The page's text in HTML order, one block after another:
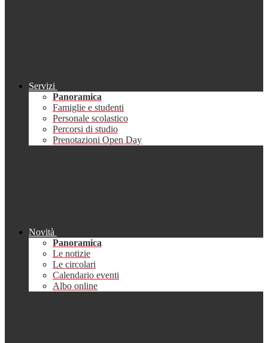
Servizi
Panoramica
Famiglie e studenti
Personale scolastico
Percorsi di studio
Prenotazioni Open Day
Novità
Panoramica
Le notizie
Le circolari
Calendario eventi
Albo online